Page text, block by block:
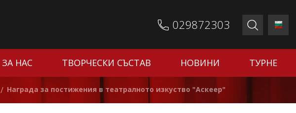
029872303
ЗА НАС ТВОРЧЕСКИ СЪСТАВ НОВИНИ ТУРНЕ
/ Награда за постижения в театралното изкуство "Аскеер"